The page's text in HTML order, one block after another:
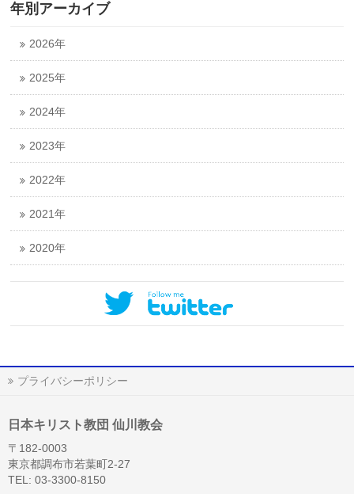
年別アーカイブ
2026年
2025年
2024年
2023年
2022年
2021年
2020年
プライバシーポリシー
日本キリスト教団 仙川教会
〒182-0003
東京都調布市若葉町2-27
TEL: 03-3300-8150